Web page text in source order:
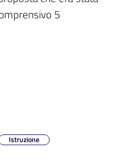
5
Istruzione